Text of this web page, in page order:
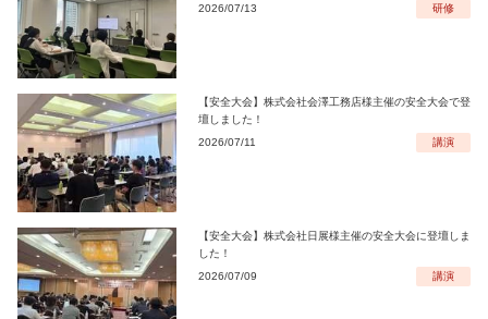
2026/07/13
研修
【安全大会】株式会社会澤工務店様主催の安全大会で登
壇しました！
2026/07/11
講演
【安全大会】株式会社日展様主催の安全大会に登壇しま
した！
2026/07/09
講演